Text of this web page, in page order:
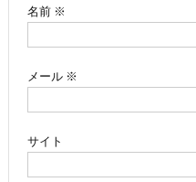
名前 ※
メール ※
サイト